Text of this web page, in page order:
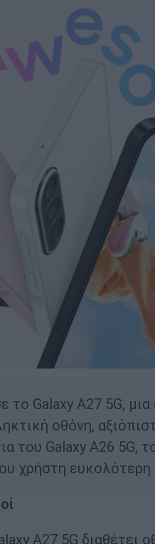
το Galaxy A27 5G,
οθόνη,
Galaxy A26 5G,
χρήστη ευκολότερη
A27 5G διαθέτει